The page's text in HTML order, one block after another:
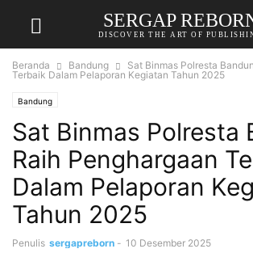
SERGAP
DISCOVER THE ART OF
Beranda Bandung
Sat Binmas Polresta
Terbaik Dalam Pelaporan Kegiatan Tahun 2025
Bandung
Sat Binmas Polresta
Raih Penghargaan
Dalam Pelaporan
Tahun 2025
Penulis sergapreborn - 10 Desember 2025